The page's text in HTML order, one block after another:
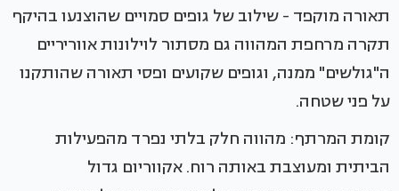
תאורה מוקפד - שילוב של גופים סמויים שהוצנעו בהיקף
תקרה מרחפת המהווה גם מסתור לוילונות אווריריים
ה"גולשים" ממנה, וגופים שקועים ופסי תאורה שהותקנו
על פני שטחה.
קומת המרתף: מהווה חלק בלתי נפרד מהפעילות
הביתית ומעוצבת באותה רוח. אקווריום גדול